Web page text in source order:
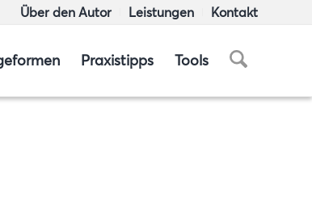
Über den Autor Leistungen Kontakt
Praxistipps Tools